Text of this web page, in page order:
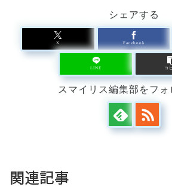
シェアする
X Facebook
LINE コ
スマイリス編集部をフォ
関連記事